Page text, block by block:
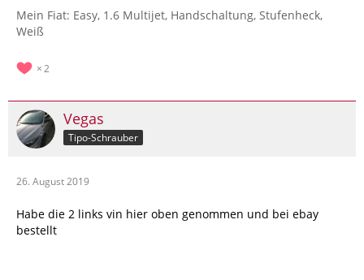
Mein Fiat: Easy, 1.6 Multijet, Handschaltung, Stufenheck,
Weiß
2
Vegas
Tipo-Schrauber
26. August 2019
Habe die 2 links vin hier oben genommen und bei ebay
bestellt